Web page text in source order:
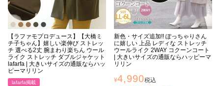
【ラファモプロデュース】【大橋ミ
チ子ちゃん】嬉しい楽伸び ストレッ
チ 選べる2丈 腕まわり楽ちん ウール
ライク ストレッチ ダブルジャケット
lafarfa | 大きいサイズの通販ならハッ
ピーマリリン
lafarfa掲載
新色・サイズ追加!! ぽっちゃりさん
に嬉しい 上品 レディな ストレッチ
ウールライク 2WAY コクーンコート
| 大きいサイズの通販ならハッピーマ
リリン
¥4,990税込